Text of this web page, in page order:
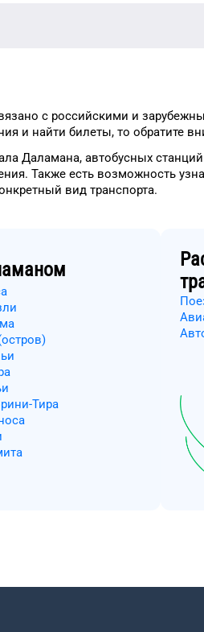
с российскими и
и найти билеты, то обратите
Даламана, автобусных
Также есть возможность
вид транспорта.
Тира